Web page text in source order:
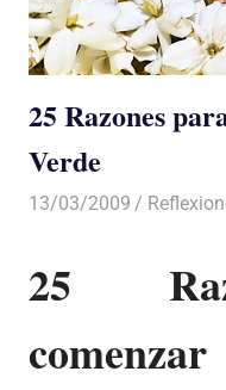
25 Razones
Verde
13/03/2009 Luis
25